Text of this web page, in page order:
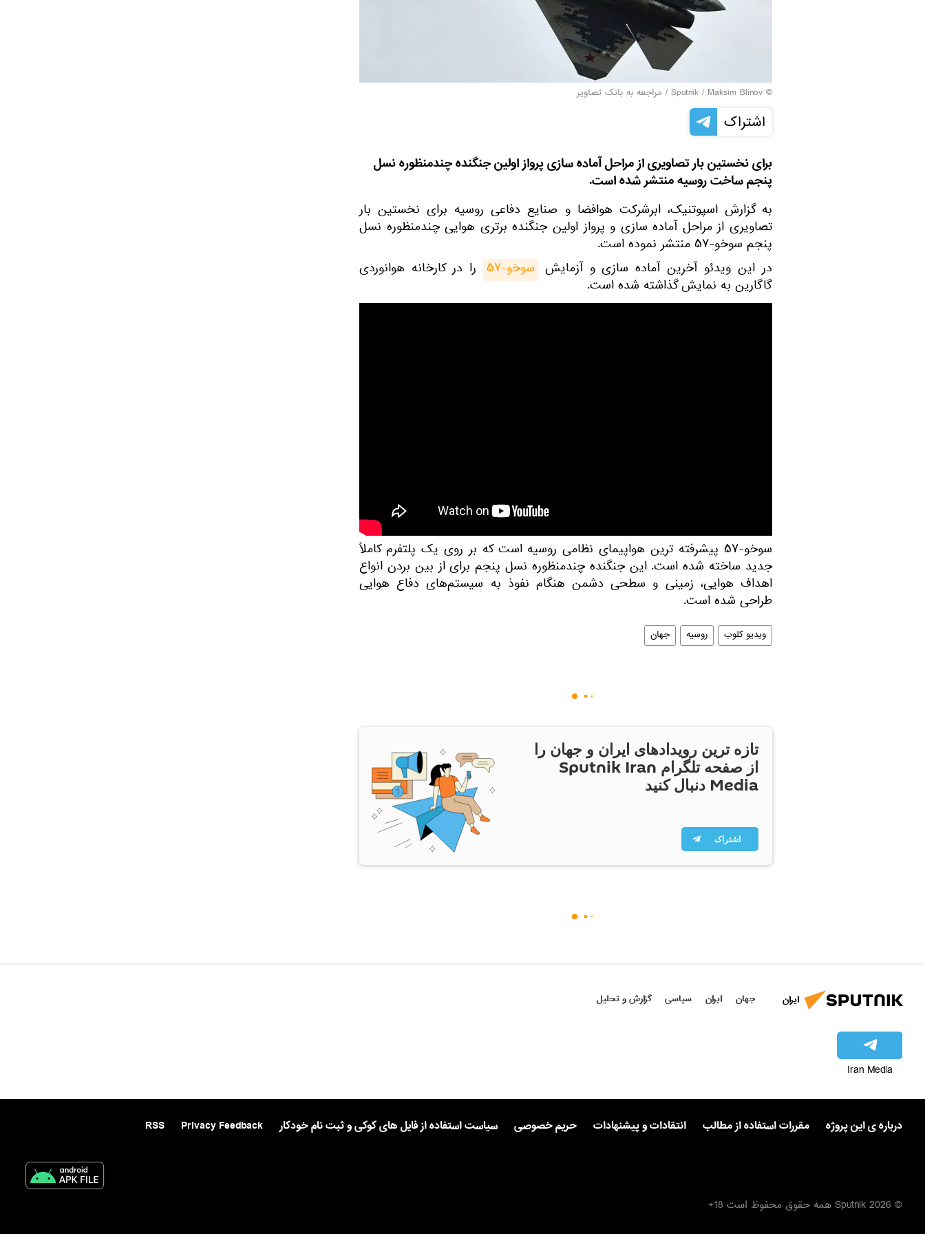
© Sputnik / Maksim Blinov
/ مراجعه به بانک تصاویر
اشتراک
برای نخستین بار تصاویری از مراحل آماده سازی پرواز اولین جنگنده چندمنظوره نسل
پنجم ساخت روسیه منتشر شده است.
به گزارش اسپوتنیک، ابرشرکت هوافضا و صنایع دفاعی روسیه برای نخستین بار
تصاویری از مراحل آماده سازی و پرواز اولین جنگنده برتری هوایی چندمنظوره نسل
پنجم سوخو-۵۷ منتشر نموده است.
در این ویدئو آخرین آماده سازی و آزمایش سوخو-۵۷ را در کارخانه هوانوردی
گاگارین به نمایش گذاشته شده است.
سوخو-۵۷ پیشرفته ترین هواپیمای نظامی روسیه است که بر روی یک پلتفرم کاملاً
جدید ساخته شده است. این جنگنده چندمنظوره نسل پنجم برای از بین بردن انواع
اهداف هوایی، زمینی و سطحی دشمن هنگام نفوذ به سیستم‌های دفاع هوایی
طراحی شده است.
ویدیو کلوب روسیه جهان
تازه ترین رویدادهای ایران و جهان را
از صفحه تلگرام Sputnik Iran
Media دنبال کنید
اشتراک
ایران جهان ایران سیاسی گزارش و تحلیل
Iran Media
درباره ی این پروژه مقررات استفاده از مطالب انتقادات و پیشنهادات حریم خصوصی سیاست استفاده از فایل های کوکی و ثبت نام خودکار Privacy Feedback
RSS
© 2026 Sputnik همه حقوق محفوظ است 18+